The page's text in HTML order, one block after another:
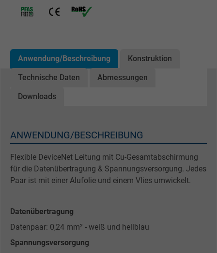
Anwendung/Beschreibung Konstruktion
Technische Daten Abmessungen
Downloads
ANWENDUNG/BESCHREIBUNG
Flexible DeviceNet Leitung mit Cu-Gesamtabschirmung
für die Datenübertragung & Spannungsversorgung. Jedes
Paar ist mit einer Alufolie und einem Vlies umwickelt.
Datenübertragung
Datenpaar: 0,24 mm² - weiß und hellblau
Spannungsversorgung